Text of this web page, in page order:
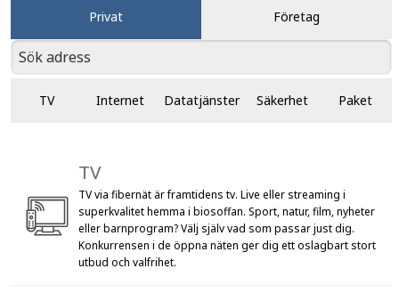
Privat Företag
TV Internet Datatjänster Säkerhet Paket
TV
TV via fibernät är framtidens tv. Live eller streaming i
superkvalitet hemma i biosoffan. Sport, natur, film, nyheter
eller barnprogram? Välj själv vad som passar just dig.
Konkurrensen i de öppna näten ger dig ett oslagbart stort
utbud och valfrihet.